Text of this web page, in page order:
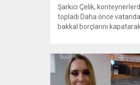
Şarkıcı Çelik,
topladı Daha önce
bakkal borçlarını
Çelik, Samsun’un İlkadım
çöpten kağıt toplayarak
sağlayan Serpil Hanım’a